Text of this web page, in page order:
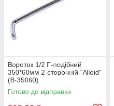
Вороток 1/2 Г-подібний
350*60мм 2-сторонній "Alloid"
(B-35060)
Готово до відправки